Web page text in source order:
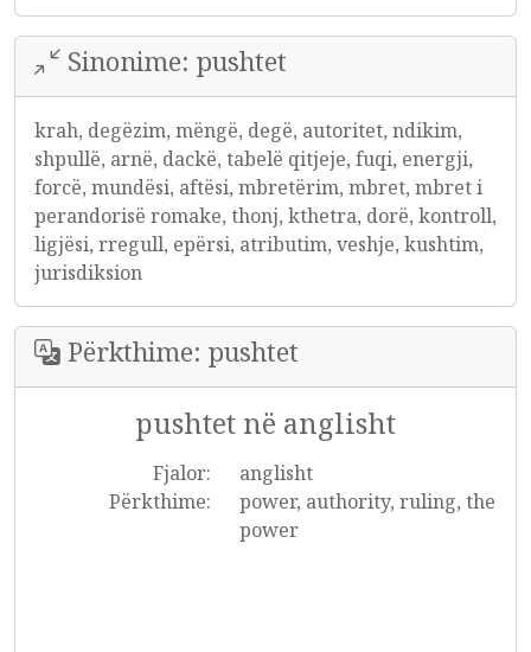
Sinonime: pushtet
krah, degëzim, mëngë, degë, autoritet, ndikim,
shpullë, arnë, dackë, tabelë qitjeje, fuqi, energji,
forcë, mundësi, aftësi, mbretërim, mbret, mbret i
perandorisë romake, thonj, kthetra, dorë, kontroll,
ligjësi, rregull, epërsi, atributim, veshje, kushtim,
jurisdiksion
Përkthime: pushtet
pushtet në anglisht
Fjalor:
anglisht
Përkthime:
power, authority, ruling, the
power